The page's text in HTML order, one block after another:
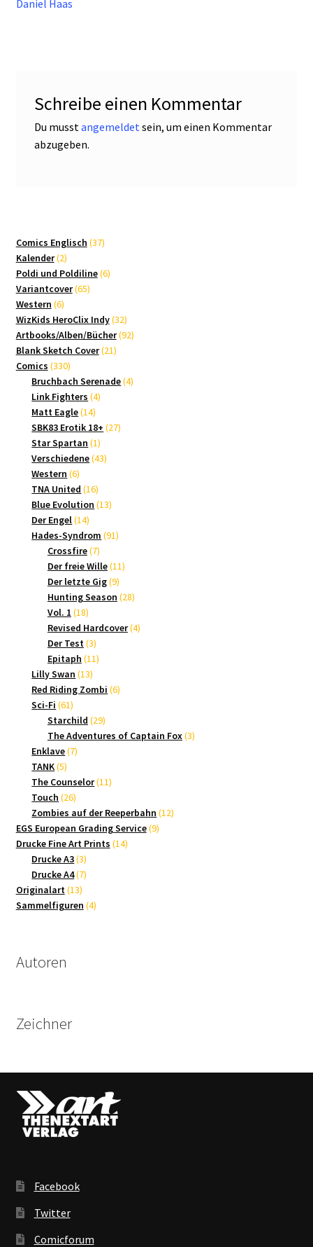
Daniel Haas
Schreibe einen Kommentar
Du musst angemeldet sein, um einen Kommentar
abzugeben.
Comics Englisch 3737
Kalender 22
Produkte
Poldi und Poldiline 66
Variantcover 6565
Western 66
Produkte
WizKids HeroClix Indy 3232
Produkte
Artbooks/Alben/Bücher 9292
Blank Sketch Cover 2121
Comics 330330
Produkte
Bruchbach Serenade 44
Link Fighters 44
Matt Eagle 1414
Produkte
SBK83 Erotik 18+ 2727
Star Spartan 11
Produkt
Verschiedene 4343
Western 66
Produkte
TNA United 1616
Produkte
Blue Evolution 1313
Der Engel 1414
Produkte
Hades-Syndrom 9191
Crossfire 77
Produkte
Der freie Wille 1111
Der letzte Gig 99
Produkte
Hunting Season 2828
Vol. 1 1818
Produkte
Revised Hardcover 44
Der Test 33
Produkte
Epitaph 1111
Lilly Swan 1313
Produkte
Red Riding Zombi 66
Sci-Fi 6161
Produkte
Starchild 2929
Produkte
The Adventures of Captain Fox 33
Enklave 77
TANK 55
Produkte
The Counselor 1111
Touch 2626
Produkte
Zombies auf der Reeperbahn 1212
EGS European Grading Service 99
Drucke Fine Art Prints 1414
Drucke A3 33
Produkte
Drucke A4 77
Originalart 1313
Produkte
Sammelfiguren 44
Autoren
Zeichner
Facebook
Twitter
Comicforum